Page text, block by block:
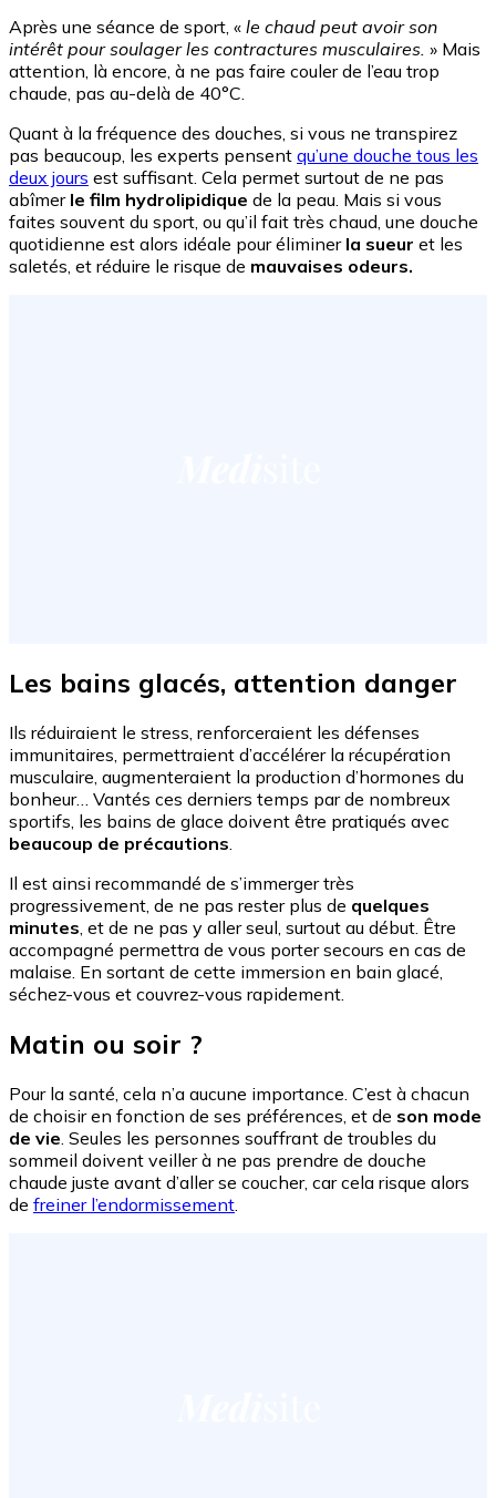
Après une séance de sport, « le chaud peut avoir son
intérêt pour soulager les contractures musculaires. » Mais
attention, là encore, à ne pas faire couler de l’eau trop
chaude, pas au-delà de 40°C.
Quant à la fréquence des douches, si vous ne transpirez
pas beaucoup, les experts pensent qu’une douche tous les
deux jours est suffisant. Cela permet surtout de ne pas
abîmer le film hydrolipidique de la peau. Mais si vous
faites souvent du sport, ou qu’il fait très chaud, une douche
quotidienne est alors idéale pour éliminer la sueur et les
saletés, et réduire le risque de mauvaises odeurs.
Les bains glacés, attention danger
Ils réduiraient le stress, renforceraient les défenses
immunitaires, permettraient d’accélérer la récupération
musculaire, augmenteraient la production d’hormones du
bonheur… Vantés ces derniers temps par de nombreux
sportifs, les bains de glace doivent être pratiqués avec
beaucoup de précautions
Il est ainsi recommandé de s’immerger très
progressivement, de ne pas rester plus de quelques
minutes , et de ne pas y aller seul, surtout au début. Être
accompagné permettra de vous porter secours en cas de
malaise. En sortant de cette immersion en bain glacé,
séchez-vous et couvrez-vous rapidement.
Matin ou soir ?
Pour la santé, cela n’a aucune importance. C’est à chacun
de choisir en fonction de ses préférences, et de son mode
de vie . Seules les personnes souffrant de troubles du
sommeil doivent veiller à ne pas prendre de douche
chaude juste avant d’aller se coucher, car cela risque alors
de freiner l’endormissement